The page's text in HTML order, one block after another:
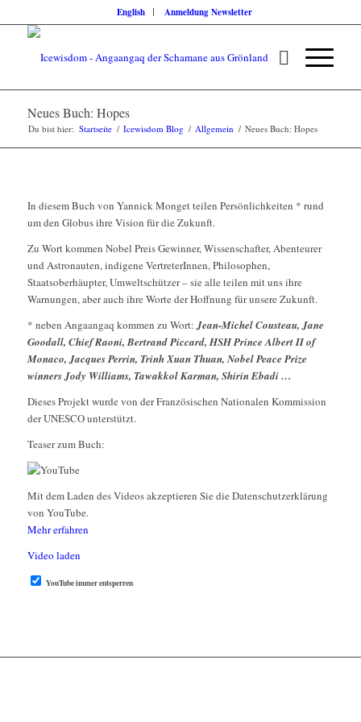
English Anmeldung Newsletter
Neues Buch: Hopes
Du bist hier: Startseite / Icewisdom Blog / Allgemein / Neues Buch: Hopes
In diesem Buch von Yannick Monget teilen Persönlichkeiten * rund
um den Globus ihre Vision für die Zukunft.
Zu Wort kommen Nobel Preis Gewinner, Wissenschafter, Abenteurer
und Astronauten, indigene VertreterInnen, Philosophen,
Staatsoberhäupter, Umweltschützer – sie alle teilen mit uns ihre
Warnungen, aber auch ihre Worte der Hoffnung für unsere Zukunft.
* neben Angaangaq kommen zu Wort:Jean-Michel Cousteau, Jane
Goodall, Chief Raoni, Bertrand Piccard, HSH Prince Albert II of
Monaco, Jacques Perrin, Trinh Xuan Thuan, Nobel Peace Prize
winners Jody Williams, Tawakkol Karman, Shirin Ebadi …
Dieses Projekt wurde von der Französischen Nationalen Kommission
der UNESCO unterstützt.
Teaser zum Buch:
Mit dem Laden des Videos akzeptieren Sie die Datenschutzerklärung
von YouTube.
Mehr erfahren
Video laden
YouTube immer entsperren